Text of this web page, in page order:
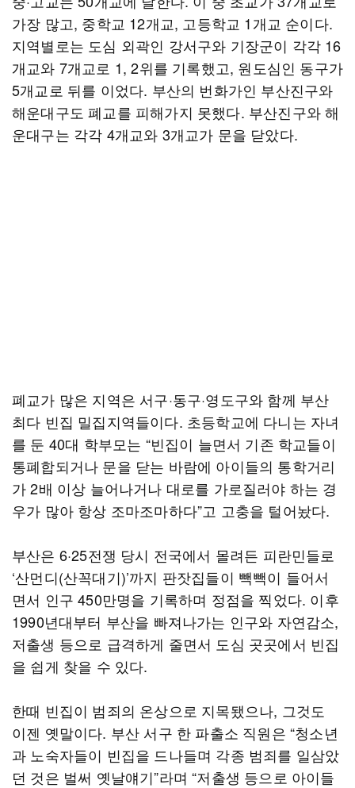
가장 많고, 중학교 12개교, 고등학교 1개교 순이다.
지역별로는 도심 외곽인 강서구와 기장군이 각각 16
개교와 7개교로 1, 2위를 기록했고, 원도심인 동구가
5개교로 뒤를 이었다. 부산의 번화가인 부산진구와
해운대구도 폐교를 피해가지 못했다. 부산진구와 해
운대구는 각각 4개교와 3개교가 문을 닫았다.
폐교가 많은 지역은 서구·동구·영도구와 함께 부산
최다 빈집 밀집지역들이다. 초등학교에 다니는 자녀
를 둔 40대 학부모는 “빈집이 늘면서 기존 학교들이
통폐합되거나 문을 닫는 바람에 아이들의 통학거리
가 2배 이상 늘어나거나 대로를 가로질러야 하는 경
우가 많아 항상 조마조마하다”고 고충을 털어놨다.
부산은 6·25전쟁 당시 전국에서 몰려든 피란민들로
‘산먼디(산꼭대기)’까지 판잣집들이 빽빽이 들어서
면서 인구 450만명을 기록하며 정점을 찍었다. 이후
1990년대부터 부산을 빠져나가는 인구와 자연감소,
저출생 등으로 급격하게 줄면서 도심 곳곳에서 빈집
을 쉽게 찾을 수 있다.
한때 빈집이 범죄의 온상으로 지목됐으나, 그것도
이젠 옛말이다. 부산 서구 한 파출소 직원은 “청소년
과 노숙자들이 빈집을 드나들며 각종 범죄를 일삼았
던 것은 벌써 옛날얘기”라며 “저출생 등으로 아이들